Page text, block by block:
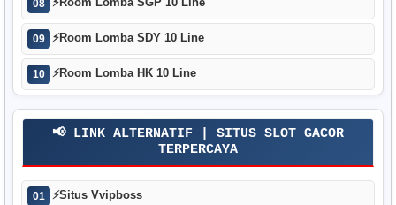
08
09 ⚡Room Lomba SDY 10 Line
10 ⚡Room Lomba HK 10 Line
📢 LINK ALTERNATIF | SITUS SLOT GACOR
TERPERCAYA
01 ⚡Situs Vvipboss